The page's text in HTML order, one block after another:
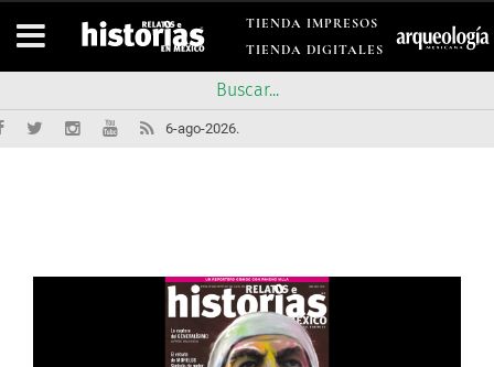
TIENDA IMPRESOS
TIENDA DIGITALES
6-ago-2026.